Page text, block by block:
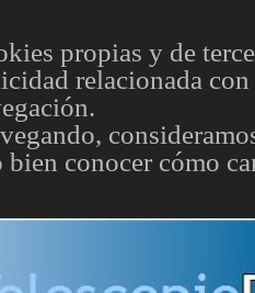
propias y de
relacionada
conocer cómo